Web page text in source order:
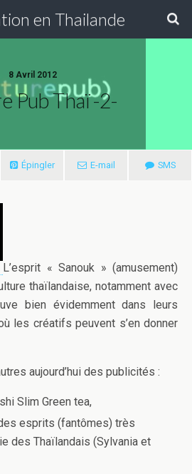
en Thailande
8 Avril 2012
Pub Thaï -2-
Épingler E-mail SMS
L’esprit « Sanouk » (amusement)
thaïlandaise, notamment avec
bien évidemment dans leurs
les créatifs peuvent s’en donner
aujourd’hui des publicités :
Slim Green tea,
esprits (fantômes) très
des Thaïlandais (Sylvania et